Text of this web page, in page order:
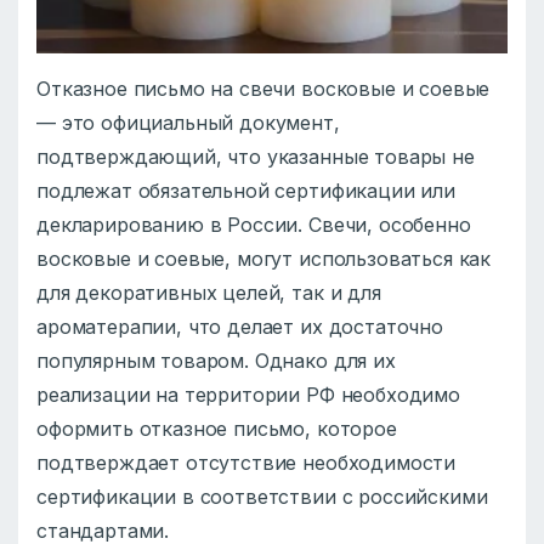
Отказное письмо на свечи восковые и соевые
— это официальный документ,
подтверждающий, что указанные товары не
подлежат обязательной сертификации или
декларированию в России. Свечи, особенно
восковые и соевые, могут использоваться как
для декоративных целей, так и для
ароматерапии, что делает их достаточно
популярным товаром. Однако для их
реализации на территории РФ необходимо
оформить отказное письмо, которое
подтверждает отсутствие необходимости
сертификации в соответствии с российскими
стандартами.